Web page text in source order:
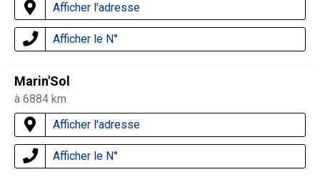
Afficher l'adresse
Afficher le N°
Marin'Sol
à 6884 km
Afficher l'adresse
Afficher le N°